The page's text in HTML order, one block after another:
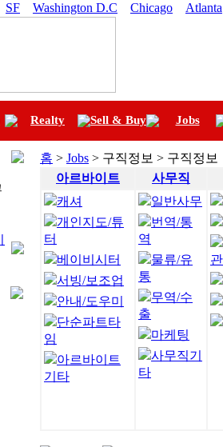
SF Washington D.C Chicago Atlanta
Realty Sell & Buy Jobs
홈 > Jobs > 구직정보 > 구직정보
아르바이트
사무직
캐셔
개인지도/튜
터
베이비시터
서빙/보조업
안내/도우미
단순파트타
임
아르바이트
기타
일반사무
번역/통
역
물류/유
통
무역/수
출
마케팅
사무직기
타